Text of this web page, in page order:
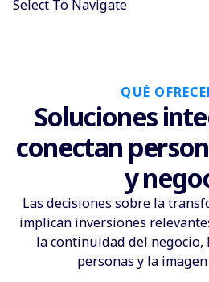
Select To Navigate
QUÉ
Soluciones
conectan
y
Las decisiones sobre la
implican inversiones
la continuidad del negocio,
personas y la